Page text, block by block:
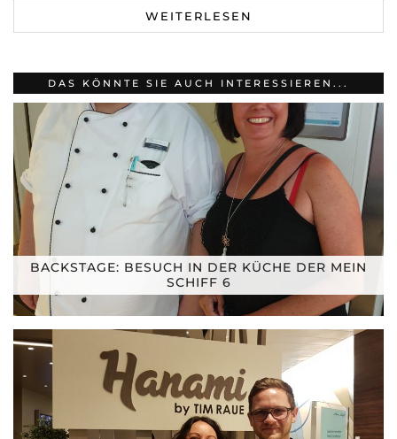
WEITERLESEN
DAS KÖNNTE SIE AUCH INTERESSIEREN...
BACKSTAGE: BESUCH IN DER KÜCHE DER MEIN
SCHIFF 6